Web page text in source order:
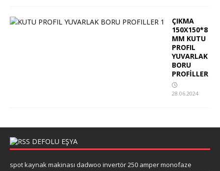
ÇIKMA
150X150*8
MM KUTU
PROFIL
YUVARLAK
BORU
PROFİLLER
28.06.2024
DEFOLU EŞYA
spot kaynak makinası dadwoo invertör 250 amper monofaze